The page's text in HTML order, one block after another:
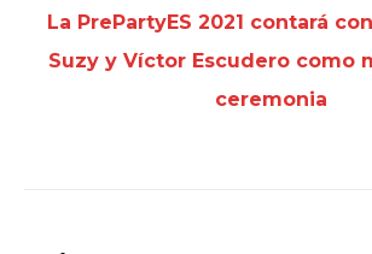
La PrePartyES 2021 contará
Suzy y Víctor Escudero como
ceremonia